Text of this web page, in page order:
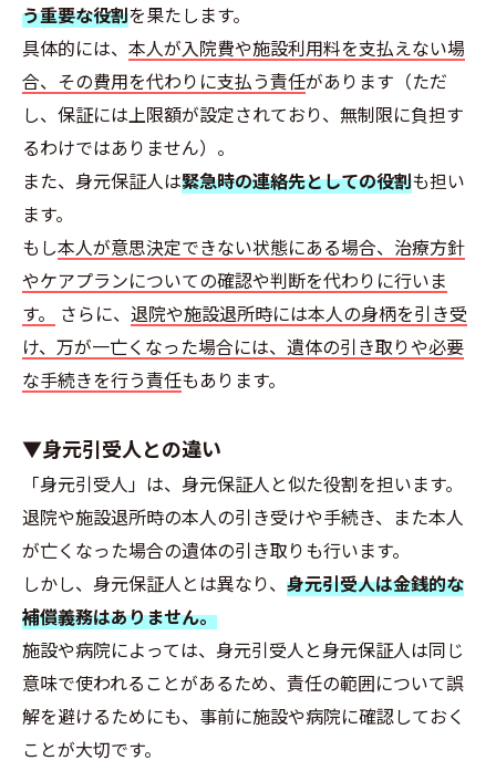
う重要な役割を果たします。
具体的には、 本人が入院費や施設利用料を支払えない場
合、その費用を代わりに支払う責任があります（ただ
し、保証には上限額が設定されており、無制限に負担す
るわけではありません）。
また、身元保証人は緊急時の連絡先としての役割も担い
ます。
もし本人が意思決定できない状態にある場合、治療方針
やケアプランについての確認や判断を代わりに行いま
す。
さらに、 退院や施設退所時には本人の身柄を引き受
け、万が一亡くなった場合には、遺体の引き取りや必要
な手続きを行う責任もあります。
▼身元引受人との違い
「身元引受人」は、身元保証人と似た役割を担います。
退院や施設退所時の本人の引き受けや手続き、また本人
が亡くなった場合の遺体の引き取りも行います。
しかし、身元保証人とは異なり、 身元引受人は金銭的な
補償義務はありません。
施設や病院によっては、身元引受人と身元保証人は同じ
意味で使われることがあるため、責任の範囲について誤
解を避けるためにも、事前に施設や病院に確認しておく
ことが大切です。